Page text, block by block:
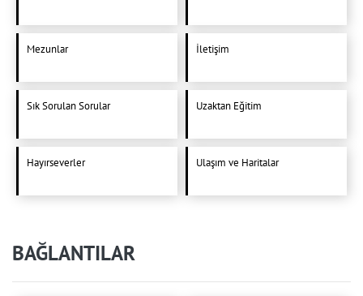
Mezunlar İletişim
Sık Sorulan Sorular Uzaktan Eğitim
Hayırseverler Ulaşım ve Haritalar
BAĞLANTILAR